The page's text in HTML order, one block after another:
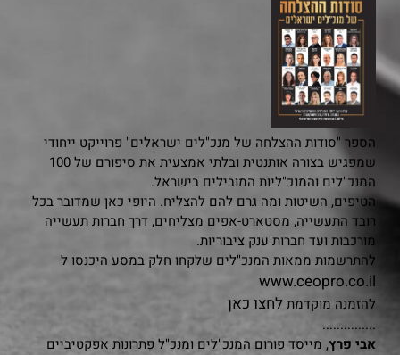
הספר "סודות ההצלחה של מנכ"לים ישראלים" פרוייקט ייחודי
שמפגיש בצורה אותנטית ובלתי אמצעית את סיפורם של 100
המנכ"לים והמנכ"ליות המובילים בישראל.
הטיפים, השיטות ומה גרם להם להצליח. היופי כאן שמדובר בכל
רובד התעשייה, מסטארט-אפים מצליחים, דרך חברות תעשייה
מורכבות ועד חברות ענק ציבוריות.
להתרשמות ממאות המנכ"לים שלקחו חלק במסע היכנסו ל
www.ceopro.co.il
להזמנה מוקדמת לחצו כאן
...............
אבי פרץ, מייסד פורום המנכ"לים ומנכ"ל פתרונות אפקטיביים